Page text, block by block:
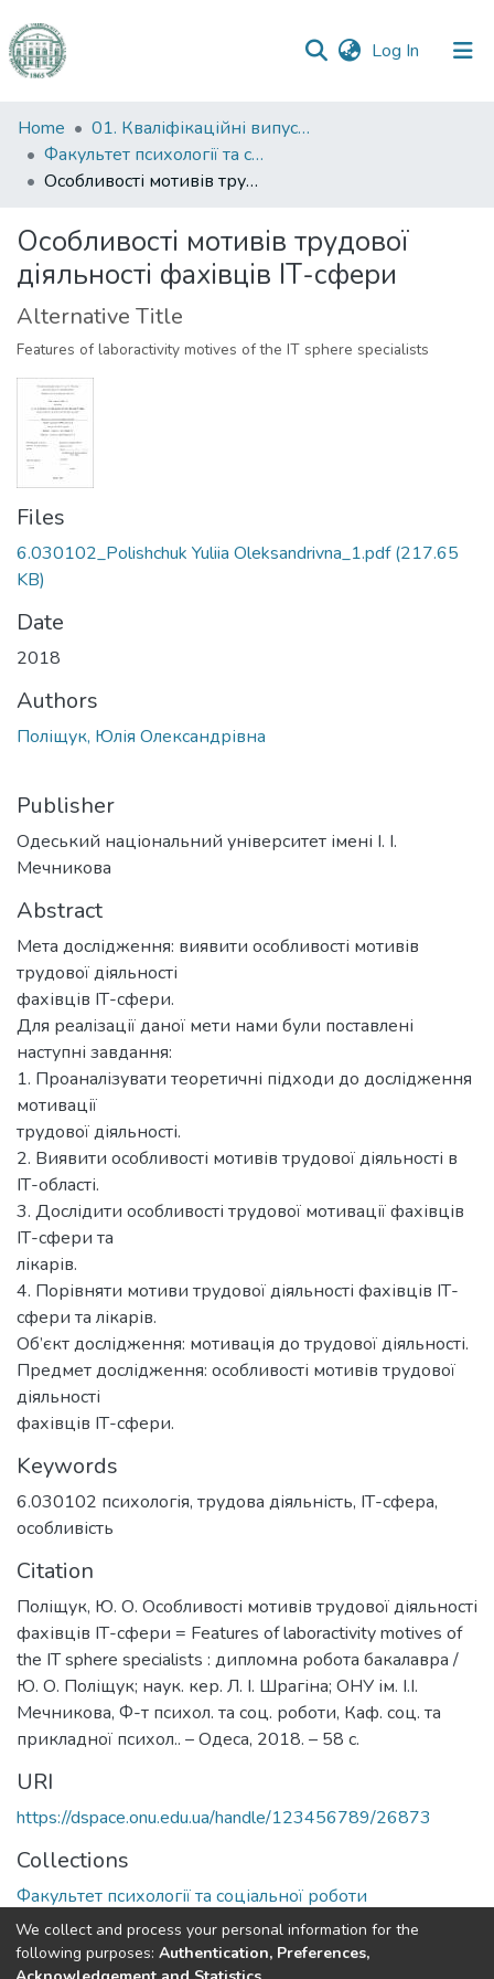
Log In (current)
Communities
&
Collections
Statistics
Home
01. Кваліфікаційні випускні роботи здобувачів вищої освіти
Факультет психології та соціальної роботи
Особливості мотивів трудової діяльності фахівців ІТ-сфери
Особливості мотивів трудової
діяльності фахівців ІТ-сфери
Alternative Title
Features of laboractivity motives of the IT sphere specialists
Files
6.030102_Polishchuk Yuliia Oleksandrivna_1.pdf(217.65
KB)
Date
2018
Authors
Поліщук, Юлія Олександрівна
Publisher
Одеський національний університет імені І. І.
Мечникова
Abstract
Мета дослідження: виявити особливості мотивів
трудової діяльності
фахівців ІТ-сфери.
Для реалізації даної мети нами були поставлені
наступні завдання:
1. Проаналізувати теоретичні підходи до дослідження
мотивації
трудової діяльності.
2. Виявити особливості мотивів трудової діяльності в
ІТ-області.
3. Дослідити особливості трудової мотивації фахівців
ІТ-сфери та
лікарів.
4. Порівняти мотиви трудової діяльності фахівців ІТ-
сфери та лікарів.
Об’єкт дослідження: мотивація до трудової діяльності.
Предмет дослідження: особливості мотивів трудової
діяльності
фахівців ІТ-сфери.
Keywords
6.030102 психологія, трудова діяльність, ІТ-сфера,
особливість
Citation
Поліщук, Ю. О. Особливості мотивів трудової діяльності
фахівців ІТ-сфери = Features of laboractivity motives of
the IT sphere specialists : дипломна робота бакалавра /
Ю. О. Поліщук; наук. кер. Л. І. Шрагіна; ОНУ ім. І.І.
Мечникова, Ф-т психол. та соц. роботи, Каф. соц. та
прикладної психол.. – Одеса, 2018. – 58 с.
URI
https://dspace.onu.edu.ua/handle/123456789/26873
Collections
Факультет психології та соціальної роботи
Full item page
We collect and process your personal information for the
following purposes: Authentication, Preferences,